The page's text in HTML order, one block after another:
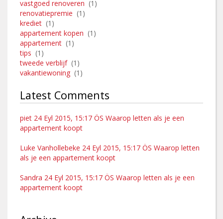
vastgoed renoveren (1)
renovatiepremie (1)
krediet (1)
appartement kopen (1)
appartement (1)
tips (1)
tweede verblijf (1)
vakantiewoning (1)
Latest Comments
piet 24 Eyl 2015, 15:17 ÖS Waarop letten als je een
appartement koopt
Luke Vanhollebeke 24 Eyl 2015, 15:17 ÖS Waarop letten
als je een appartement koopt
Sandra 24 Eyl 2015, 15:17 ÖS Waarop letten als je een
appartement koopt